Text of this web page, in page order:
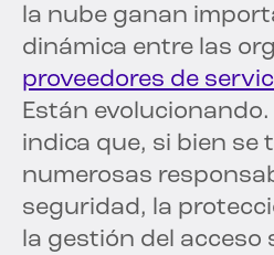
la nube ganan
dinámica entre las
proveedores de
Están
indica que, si bien se
numerosas
seguridad, la
la gestión del acceso